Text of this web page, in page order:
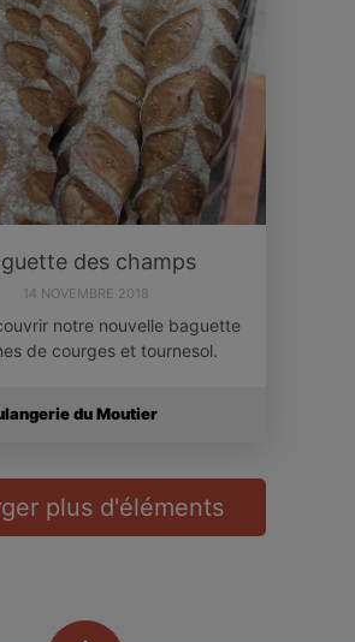
des champs
14 NOVEMBRE 2018
notre nouvelle baguette
de courges et tournesol.
du Moutier
plus d'éléments